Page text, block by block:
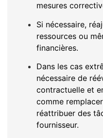
mesures
Si nécessaire,
ressources ou
financières.
Dans les cas
nécessaire de
contractuelle et
comme
réattribuer des
fournisseur.